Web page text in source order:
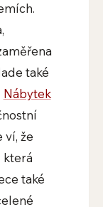
také
Nábytek
ví, že
která
také